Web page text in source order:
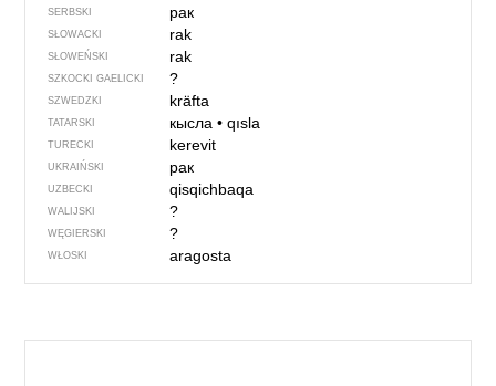
SERBSKI рак
SŁOWACKI rak
SŁOWEŃSKI rak
SZKOCKI GAELICKI ?
SZWEDZKI kräfta
TATARSKI кысла• qısla
TURECKI kerevit
UKRAIŃSKI рак
UZBECKI qisqichbaqa
WALIJSKI ?
WĘGIERSKI ?
WŁOSKI aragosta